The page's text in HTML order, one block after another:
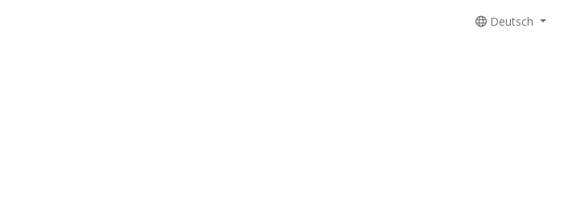
Deutsch